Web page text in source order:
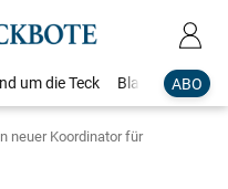
ABO
um die Teck Blaulicht
neuer Koordinator für